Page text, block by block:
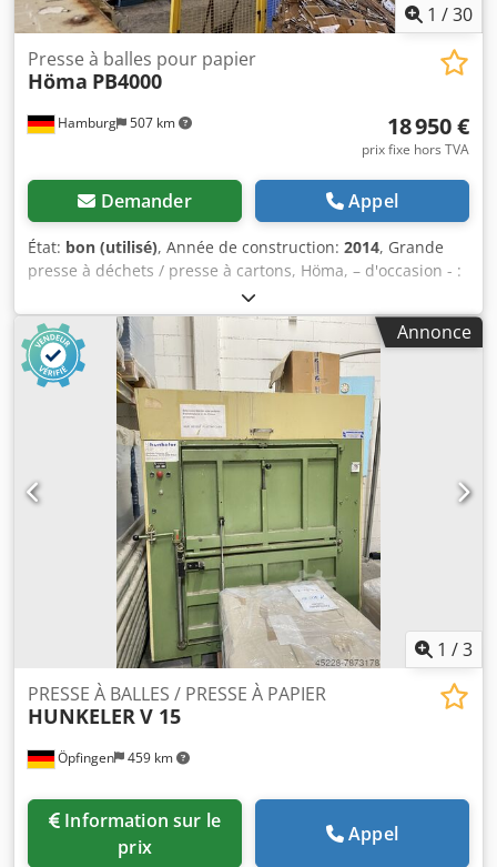
1 /30
Hamburg 507 km
Presse à balles pour papier
Höma PB4000
18 950 €
prix fixe hors TVA
Demander Appel
État: bon (utilisé), Année de construction: 2014, Grande
presse à déchets / presse à cartons, Höma, – d'occasion - :
Prix départ site : seulement 18.950 € (net HT), à démonter
par vos soins ! Fabricant : Höma Modèle : PB4000 Année de
fabrication : 2014 Numéro de série : 140409 Poids net : 1
200 kg Force de compression : non indiquée, estimée à 40
t. La presse dispose d’un second canal d’éjection Prix
incluant une petite grue avec chariot 30 kW État : bon
Disponible : à partir du T4/2026 Localisation : Hambourg
Contre supplément, une bande transporteuse pour
cartons vides de plus de 100 m est disponible ! Photos à la
fin de l’annonce ! Csdpjzbyf Iefx Airsha
Annonce
1 /3
Öpfingen 459 km
PRESSE À BALLES / PRESSE À PAPIER
HUNKELERV 15
prix
Appel